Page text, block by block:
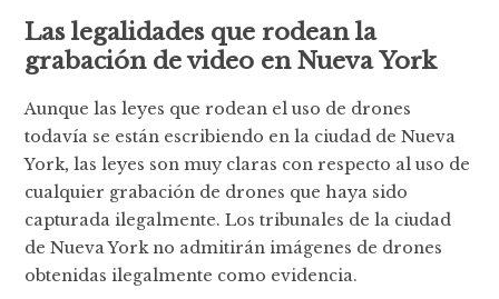
Las legalidades que rodean la
grabación de video en Nueva York
Aunque las leyes que rodean el uso de drones
todavía se están escribiendo en la ciudad de Nueva
York, las leyes son muy claras con respecto al uso de
cualquier grabación de drones que haya sido
capturada ilegalmente. Los tribunales de la ciudad
de Nueva York no admitirán imágenes de drones
obtenidas ilegalmente como evidencia.